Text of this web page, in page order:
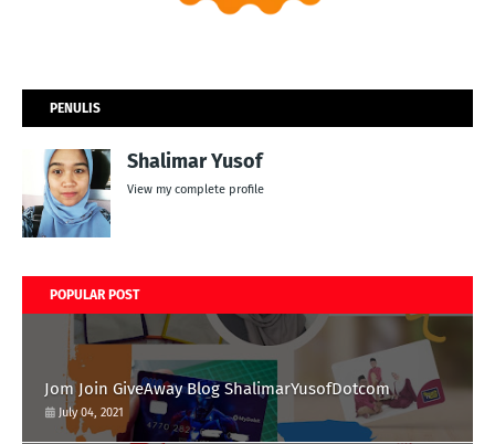
PENULIS
Shalimar Yusof
View my complete profile
POPULAR POST
Jom Join GiveAway Blog ShalimarYusofDotcom
July 04, 2021